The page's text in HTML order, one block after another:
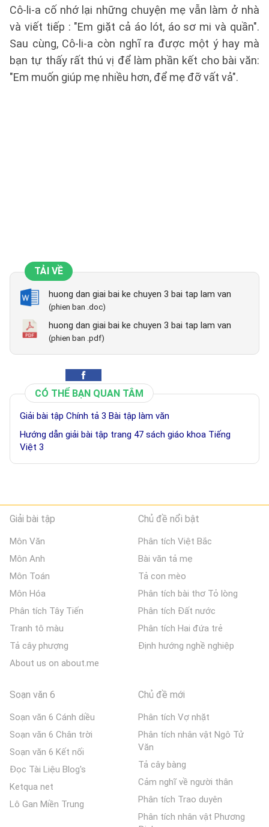
Cô-li-a cố nhớ lại những chuyện mẹ vẫn làm ở nhà
và viết tiếp : "Em giặt cả áo lót, áo sơ mi và quần".
Sau cùng, Cô-li-a còn nghĩ ra được một ý hay mà
bạn tự thấy rất thú vị để làm phần kết cho bài văn:
"Em muốn giúp mẹ nhiều hơn, để mẹ đỡ vất vả".
TẢI VỀ
huong dan giai bai ke chuyen 3 bai tap lam van
(phien ban .doc)
huong dan giai bai ke chuyen 3 bai tap lam van
(phien ban .pdf)
CÓ THỂ BẠN QUAN TÂM
Giải bài tập Chính tả 3 Bài tập làm văn
Hướng dẫn giải bài tập trang 47 sách giáo khoa Tiếng
Việt 3
Giải bài tập
Môn Văn
Môn Anh
Môn Toán
Môn Hóa
Phân tích Tây Tiến
Tranh tô màu
Tả cây phượng
About us on about.me
Chủ đề nổi bật
Phân tích Việt Bắc
Bài văn tả mẹ
Tả con mèo
Phân tích bài thơ Tỏ lòng
Phân tích Đất nước
Phân tích Hai đứa trẻ
Định hướng nghề nghiệp
Soạn văn 6
Soạn văn 6 Cánh diều
Soạn văn 6 Chân trời
Soạn văn 6 Kết nối
Đọc Tài Liệu Blog's
Ketqua net
Lô Gan Miền Trung
Chủ đề mới
Phân tích Vợ nhặt
Phân tích nhân vật Ngô Tử
Văn
Tả cây bàng
Cảm nghĩ về người thân
Phân tích Trao duyên
Phân tích nhân vật Phương